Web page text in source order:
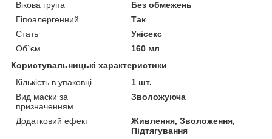
Вікова група
Без обмежень
Гіпоалергенний
Так
Стать
Унісекс
Об`єм
160 мл
Користувальницькі характеристики
Кількість в упаковці
1 шт.
Вид маски за
призначенням
Зволожуюча
Додатковий ефект
Живлення, Зволоження,
Підтягування